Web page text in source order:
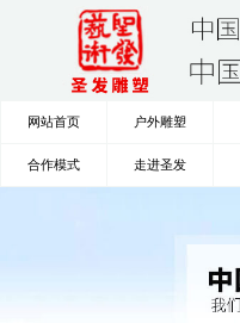
网站首页 户外雕塑
合作模式 走进圣发